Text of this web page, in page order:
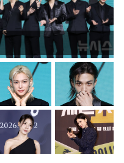
력 피해자에 위로·사과…"국가
"